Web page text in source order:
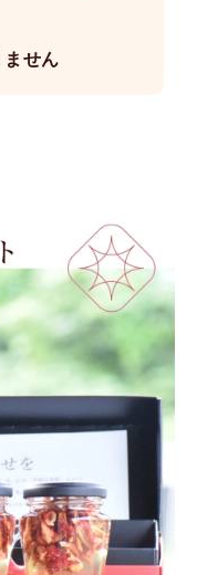
ません